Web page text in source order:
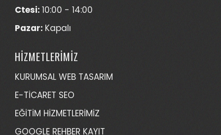
Ctesi: 10:00 - 14:00
Pazar: Kapalı
HİZMETLERİMİZ
KURUMSAL WEB TASARIM
E-TİCARET SEO
EĞİTİM HİZMETLERİMİZ
GOOGLE REHBER KAYIT